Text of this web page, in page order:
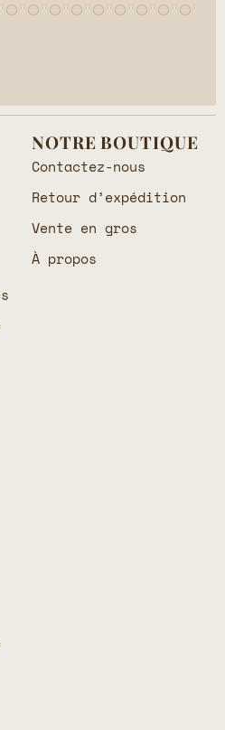
NOTRE BOUTIQUE
Contactez-nous
Retour d’expédition
Vente en gros
À propos